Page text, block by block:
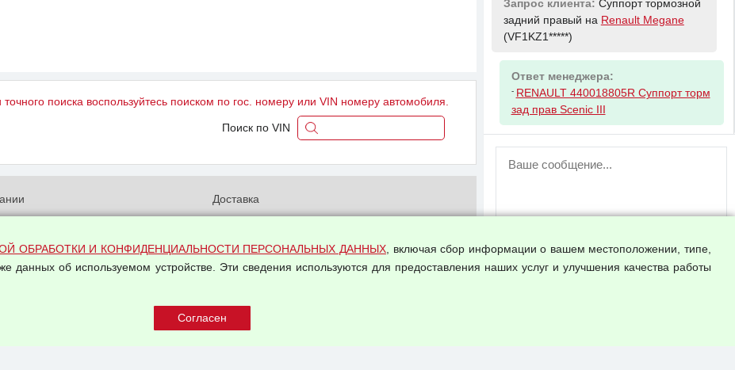
поиска воспользуйтесь поиском по гос. номеру или VIN номеру автомобиля.
Поиск по VIN
Доставка
Оплата и возвраты
Арендодателям
ОБРАБОТКИ И КОНФИДЕНЦИАЛЬНОСТИ ПЕРСОНАЛЬНЫХ ДАННЫХ, включая сбор информации о вашем местоположении, типе,
данных об используемом устройстве. Эти сведения используются для предоставления наших услуг и улучшения качества работы
Запрос клиента: Суппорт тормозной
задний правый на Renault Megane
(VF1KZ1*****)
Ответ менеджера:
- RENAULT 440018805R Суппорт торм
зад прав Scenic III
ВНИМАНИЕ!
пользователей временно отключена!
аккаунт.